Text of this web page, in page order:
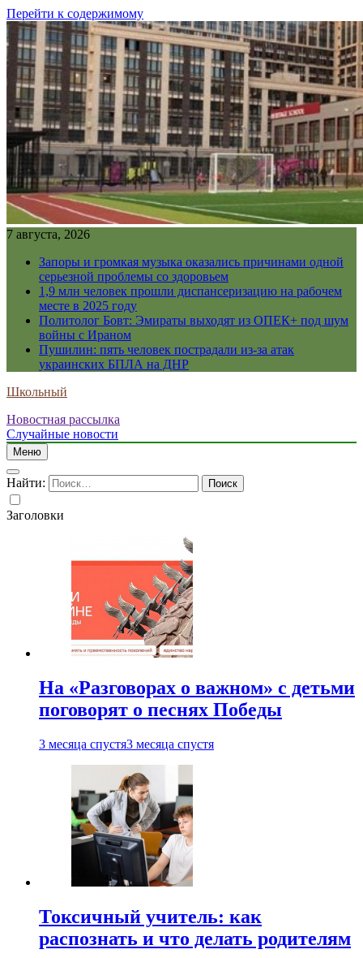
Перейти к содержимому
7 августа, 2026
Запоры и громкая музыка оказались причинами одной
серьезной проблемы со здоровьем
1,9 млн человек прошли диспансеризацию на рабочем
месте в 2025 году
Политолог Бовт: Эмираты выходят из ОПЕК+ под шум
войны с Ираном
Пушилин: пять человек пострадали из-за атак
украинских БПЛА на ДНР
Школьный
Новостная рассылка
Случайные новости
Меню
Найти:
Заголовки
На «Разговорах о важном» с детьми
поговорят о песнях Победы
3 месяца спустя3 месяца спустя
Токсичный учитель: как
распознать и что делать родителям